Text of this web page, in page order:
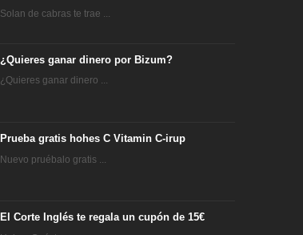
Solan de cabras te trae ...
¿Quieres ganar dinero por Bizum?
¿Quieres ganar dinero ...
Prueba gratis hohes C Vitamin C-irup
Nuevo pruébalo gratis ...
El Corte Inglés te regala un cupón de 15€